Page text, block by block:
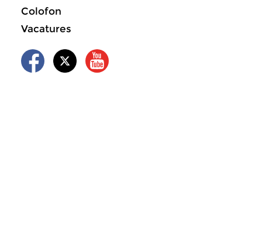
Colofon
Vacatures